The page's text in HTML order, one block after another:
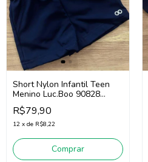
Short Nylon Infantil Teen
Menino Luc.Boo 90828
(Marinho)
R$79,90
12 x de R$8,22
Comprar